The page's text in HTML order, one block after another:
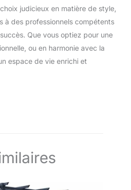
judicieux en matière de style,
à des professionnels compétents
Que vous optiez pour une
ou en harmonie avec la
espace de vie enrichi et